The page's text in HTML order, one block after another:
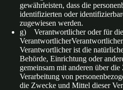
gewährleisten, dass die
identifizierten oder
zugewiesen werden.
g) Verantwortlicher oder für
Verantwortlicher ist die
Behörde, Einrichtung oder
gemeinsam mit anderen über
Verarbeitung von
die Zwecke und Mittel dieser